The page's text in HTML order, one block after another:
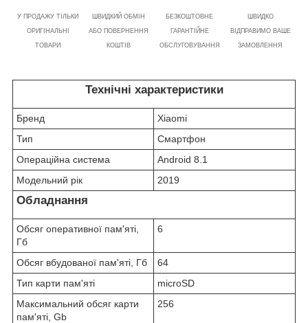
У ПРОДАЖУ ТІЛЬКИ
ОРИГІНАЛЬНІ
ТОВАРИ
ШВИДКИЙ ОБМІН
АБО ПОВЕРНЕННЯ
КОШТІВ
БЕЗКОШТОВНЕ
ГАРАНТІЙНЕ
ОБСЛУГОВУВАННЯ
ШВИДКО
ВІДПРАВИМО ВАШЕ
ЗАМОВЛЕННЯ
Технічні характеристики
Бренд
Xiaomi
Тип
Смартфон
Операційна система
Android 8.1
Модельний рік
2019
Обладнання
Обсяг оперативної пам'яті,
Гб
6
Обсяг вбудованої пам'яті, Гб
64
Тип карти пам'яті
microSD
Максимальний обсяг карти
пам'яті, Gb
256